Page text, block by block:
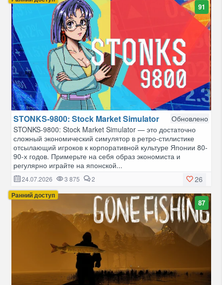
91
STONKS-9800: Stock Market Simulator
Обновлено
STONKS-9800: Stock Market Simulator — это достаточно
сложный экономический симулятор в ретро-стилистике
отсылающий игроков к корпоративной культуре Японии 80-
90-х годов. Примерьте на себя образ экономиста и
регулярно играйте на японской...
26
24.07.2026 3 875 2
Ранний доступ
87